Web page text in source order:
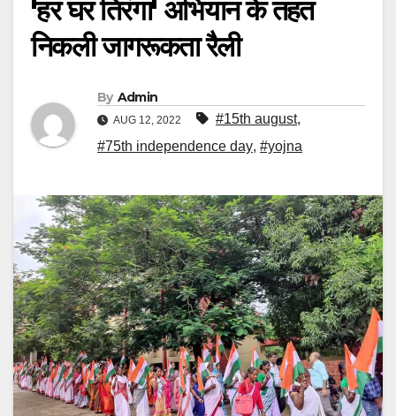
'हर घर तिरंगा' अभियान के तहत
निकली जागरूकता रैली
By Admin
AUG 12, 2022 #15th august,
#75th independence day, #yojna